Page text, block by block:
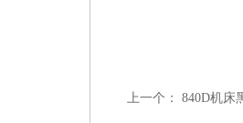
上一个： 840D机床